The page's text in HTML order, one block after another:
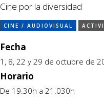
Cine por la diversidad
CINE / AUDIOVISUAL
Fecha
1, 8, 22 y 29 de octubre de
Horario
De 19.30h a 21.030h